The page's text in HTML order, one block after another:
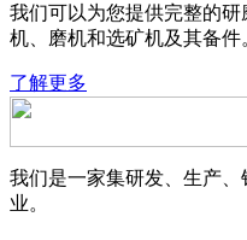
我们可以为您提供完整的
机、磨机和选矿机及其备件
了解更多
我们是一家集研发、生产
业。